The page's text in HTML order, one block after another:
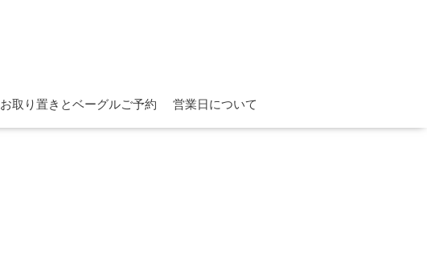
お取り置きとベーグルご予約 営業日について